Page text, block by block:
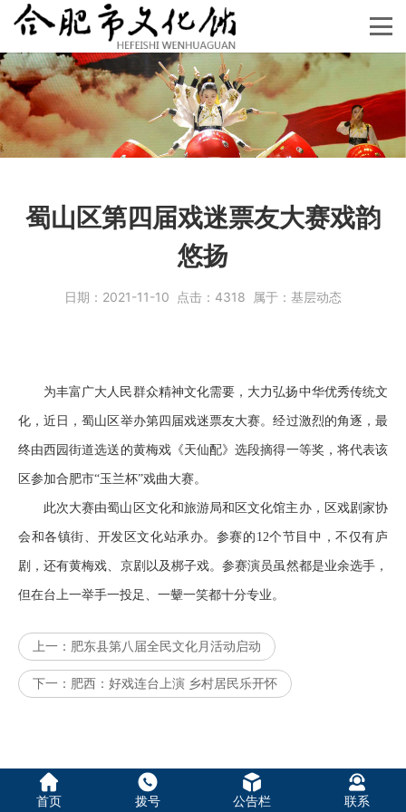
蜀山区第四届戏迷票友大赛戏韵
悠扬
日期： 2021-11-10 点击： 4318 属于： 基层动态
为丰富广大人 民群众精神文化需要，大力弘扬中华优秀传统文
化，近日，蜀山区举办第四届戏迷票友大赛。经过激烈的角逐，最
终由西园街道选送的黄梅戏《天仙配》选段摘得一等奖，将代表该
区参加合肥市“玉兰杯”戏曲大赛。
此次大赛由蜀山区文化和旅游局和区文化馆主办，区戏剧家协
会和各镇街、开发区文化站承办。参赛的12个节目中，不仅有庐
剧，还有黄梅戏、京剧以及梆子戏。参赛演员虽然都是业余选手，
但在台上一举手一投足、一颦一笑都十分专业。
上一： 肥东县第八届全民文化月活动启动
下一： 肥西：好戏连台上演 乡村居民乐开怀
首页 拨号 公告栏 联系